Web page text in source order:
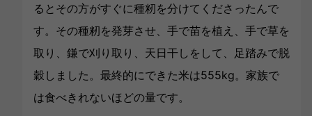
るとその方がすぐに種籾を分けてくださったんで
す。その種籾を発芽させ、手で苗を植え、手で草を
取り、鎌で刈り取り、天日干しをして、足踏みで脱
穀しました。最終的にできた米は555kg。家族で
は食べきれないほどの量です。